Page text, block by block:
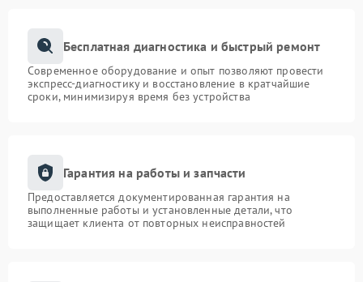
Бесплатная диагностика и быстрый ремонт
Современное оборудование и опыт позволяют провести
экспресс-диагностику и восстановление в кратчайшие
сроки, минимизируя время без устройства
Гарантия на работы и запчасти
Предоставляется документированная гарантия на
выполненные работы и установленные детали, что
защищает клиента от повторных неисправностей